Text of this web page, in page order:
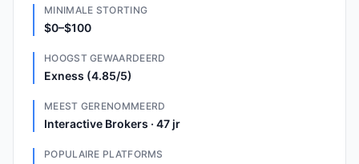
MINIMALE STORTING
$0–$100
HOOGST GEWAARDEERD
Exness (4.85/5)
MEEST GERENOMMEERD
Interactive Brokers · 47 jr
POPULAIRE PLATFORMS